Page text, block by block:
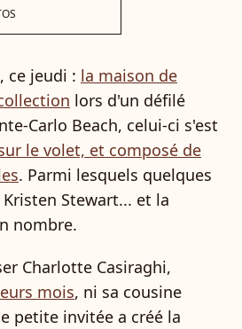
ce jeudi : la maison de
lors d'un défilé
Carlo Beach, celui-ci s'est
le volet, et composé de
. Parmi lesquels quelques
Stewart... et la
nombre.
Charlotte Casiraghi,
mois, ni sa cousine
petite invitée a créé la